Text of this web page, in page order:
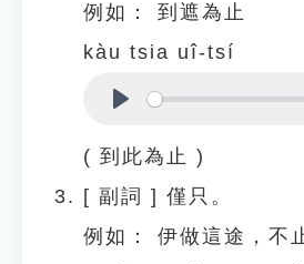
例如：
到遮為止
kàu tsia uî-tsí
( 到此為止 )
[ 副詞 ] 僅只。
例如：
伊做這途，不